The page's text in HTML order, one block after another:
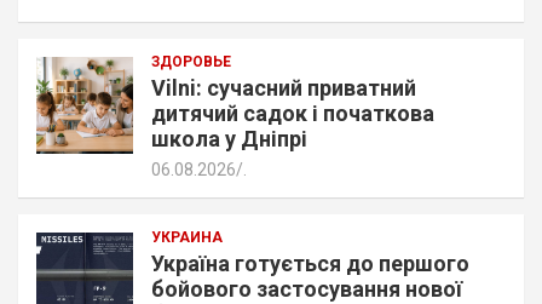
ЗДОРОВЬЕ
Vilni: сучасний приватний
дитячий садок і початкова
школа у Дніпрі
06.08.2026
УКРАИНА
Україна готується до першого
бойового застосування нової